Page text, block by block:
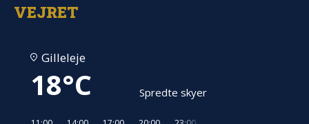
VEJRET
Gilleleje
18°C Spredte skyer